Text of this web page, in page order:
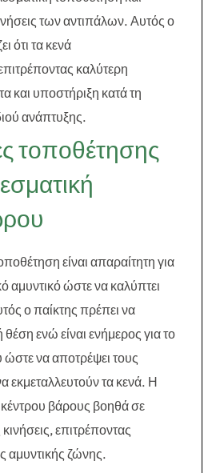
των αντιπάλων. Αυτός ο
ότι τα κενά
καλύτερη
και υποστήριξη κατά τη
ανάπτυξης.
τοποθέτησης
είναι απαραίτητη για
αμυντικό ώστε να καλύπτει
ο παίκτης πρέπει να
θέση ενώ είναι ενήμερος για το
να αποτρέψει τους
εκμεταλλευτούν τα κενά. Η
βάρους βοηθά σε
επιτρέποντας
αμυντικής ζώνης.